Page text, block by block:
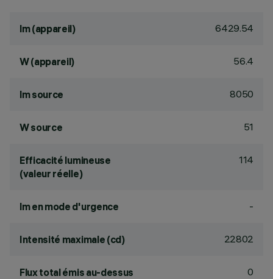
lm (appareil) 6429.54
W (appareil) 56.4
lm source 8050
W source 51
Efficacité lumineuse
(valeur réelle)
114
lm en mode d'urgence -
Intensité maximale (cd) 22802
Flux total émis au-dessus
0